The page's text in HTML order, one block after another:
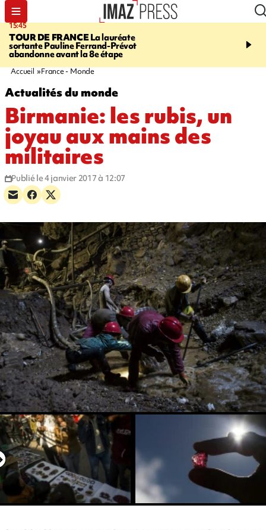
15:45
TOUR DE FRANCELa lauréate
sortante Pauline Ferrand-Prévot
abandonne avant la 8e étape
20:17
routière, concours de
Accueil France - Monde
Actualités du monde
Birmanie: les rubis, un
joyau aux mains des
militaires
Publié le 4 janvier 2017 à 12:07